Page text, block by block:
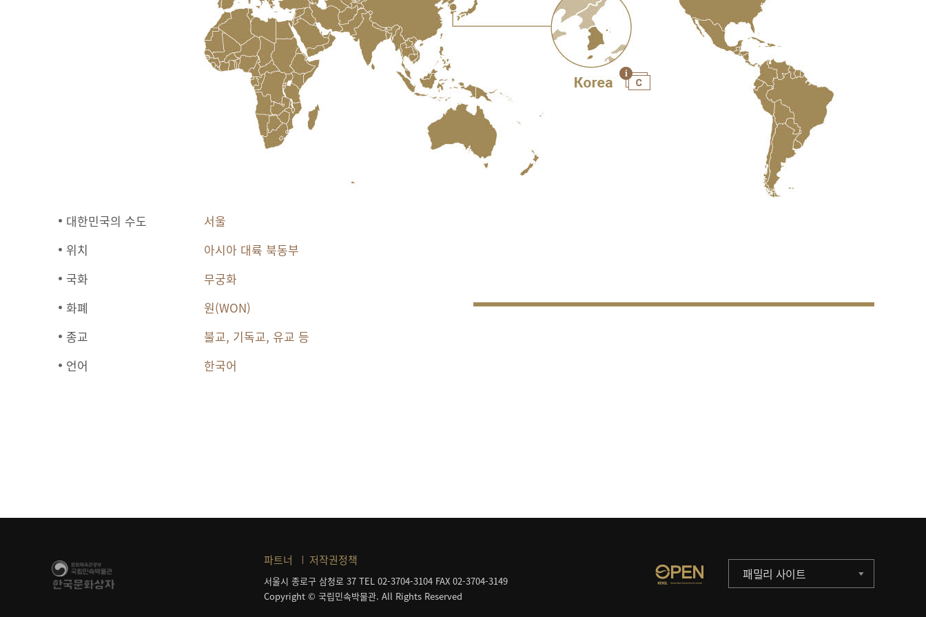
대한민국의 수도
서울
위치
아시아 대륙 북동부
국화
무궁화
화폐
원(WON)
종교
불교, 기독교, 유교 등
언어
한국어
파트너 저작권정책
서울시 종로구 삼청로 37 TEL 02-3704-3104 FAX 02-3704-3149
Copyright © 국립민속박물관. All Rights Reserved
패밀리 사이트